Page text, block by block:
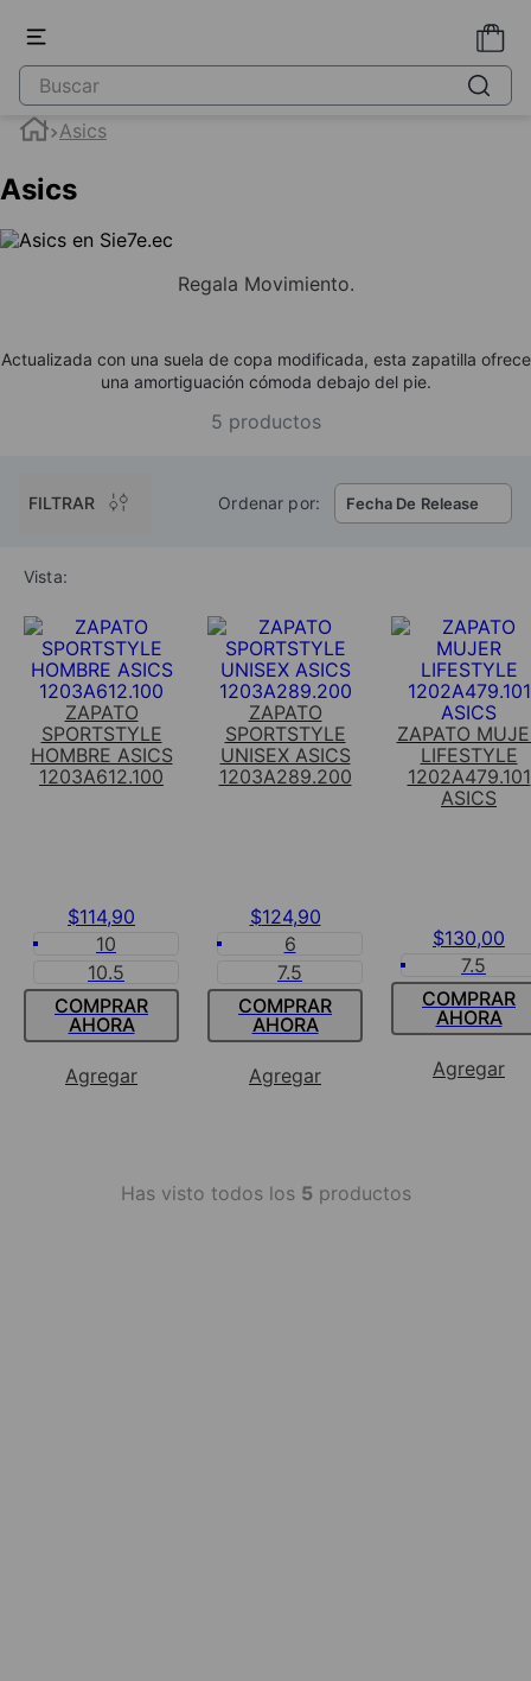
Asics
Asics
Regala Movimiento.
Actualizada con una suela de copa modificada, esta zapatilla ofrece
una amortiguación cómoda debajo del pie.
5 productos
FILTRAR Ordenar por: Fecha De Release
Vista:
ZAPATO
SPORTSTYLE
HOMBRE ASICS
1203A612.100
$114,90
10
10.5
COMPRAR
AHORA
Agregar
ZAPATO
SPORTSTYLE
UNISEX ASICS
1203A289.200
$124,90
6
7.5
COMPRAR
AHORA
Agregar
ZAPATO
LIFESTYLE
1202A479.101
ASICS
$130,00
7.5
COMPRAR
AHORA
Agregar
Has visto todos los 5productos